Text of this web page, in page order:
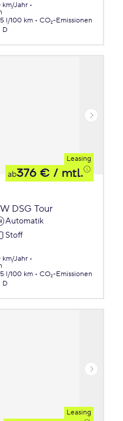
km/Jahr
l/100 km
CO₂-Emissionen
D
Leasing
ab376 € / mtl.
DSG Tour
Automatik
Stoff
km/Jahr
l/100 km
CO₂-Emissionen
D
Leasing